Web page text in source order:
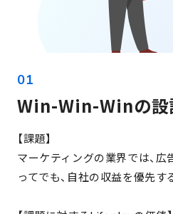
Win-Win-Winの設
【課題】
マーケティングの業界では、
ってでも、自社の収益を優先す